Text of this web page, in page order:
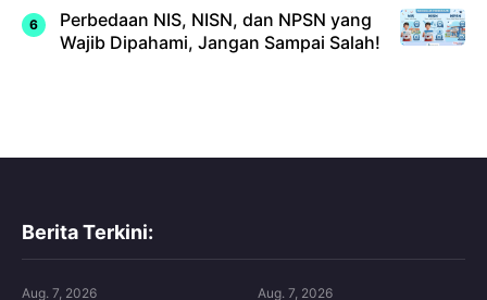
Perbedaan NIS, NISN, dan NPSN yang
Wajib Dipahami, Jangan Sampai Salah!
Berita Terkini:
Aug. 7, 2026 Aug. 7, 2026